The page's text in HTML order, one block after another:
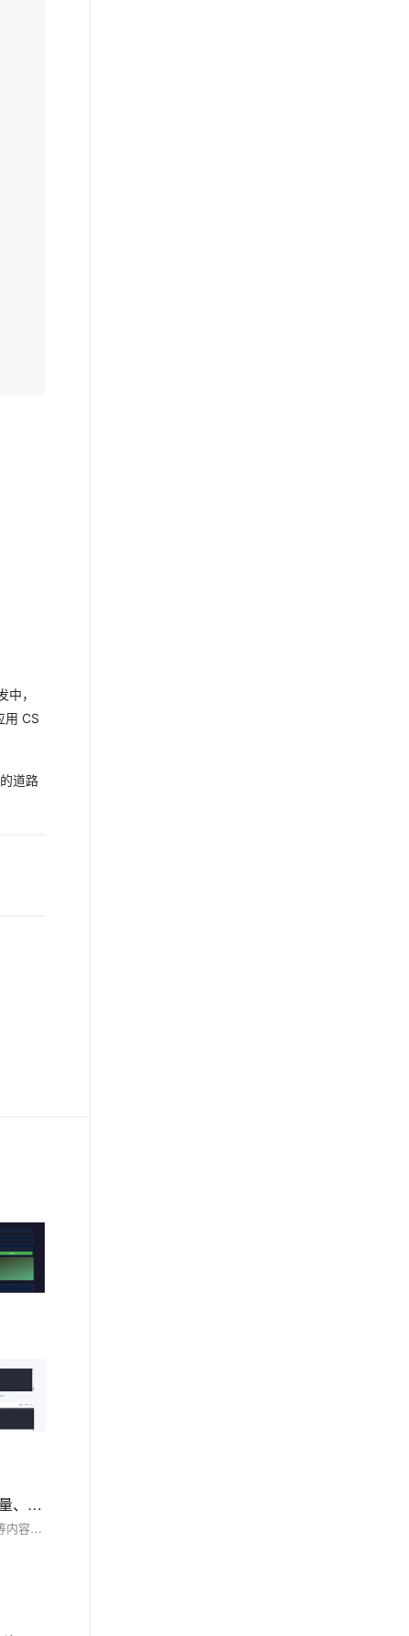
，
用 CS
道路
高效的 HTML 与 CSS 编写技巧，涵盖语义化标签、文档结构优化、CSS 预处理、模块化设计、选择器优化、CSS 变量、媒体查询等内容
本文深入探讨了高效的 HTML 与 CSS 编写技巧，涵盖语义化标签、文档结构优化、CSS 预处理、模块化设计、选择器优化、CSS 变量、媒体查询等内容，旨在提升开发效率、网站性能和用户体验。